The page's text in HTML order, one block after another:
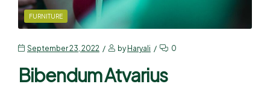
FURNITURE
September 23, 2022 by Haryali 0
Bibendum Atvarius